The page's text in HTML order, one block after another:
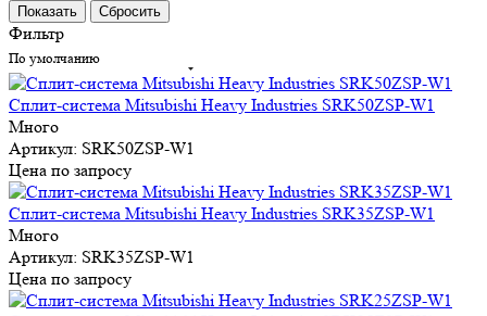
Сбросить
Фильтр
По умолчанию
Сплит-система Mitsubishi Heavy Industries SRK50ZSP-W1
Много
Артикул: SRK50ZSP-W1
Цена по запросу
Сплит-система Mitsubishi Heavy Industries SRK35ZSP-W1
Много
Артикул: SRK35ZSP-W1
Цена по запросу